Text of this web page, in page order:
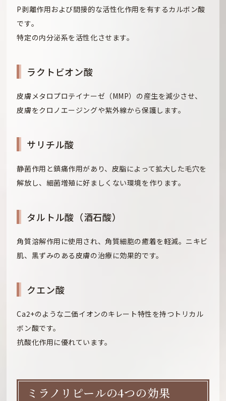
P剥離作用および間接的な活性化作用を有するカルボン酸
です。
特定の内分泌系を活性化させます。
ラクトビオン酸
皮膚メタロプロテイナーゼ（MMP）の産生を減少させ、
皮膚をクロノエージングや紫外線から保護します。
サリチル酸
静菌作用と鎮痛作用があり、皮脂によって拡大した毛穴を
解放し、細菌増殖に好ましくない環境を作ります。
タルトル酸（酒石酸）
角質溶解作用に使用され、角質細胞の癒着を軽減。ニキビ
肌、黒ずみのある皮膚の治療に効果的です。
クエン酸
Ca2+のような二価イオンのキレート特性を持つトリカル
ボン酸です。
抗酸化作用に優れています。
ミラノリピールの4つの効果